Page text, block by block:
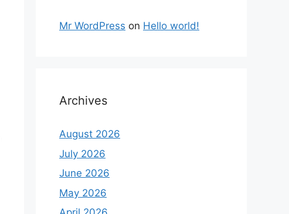
Mr WordPress on Hello world!
Archives
August 2026
July 2026
June 2026
May 2026